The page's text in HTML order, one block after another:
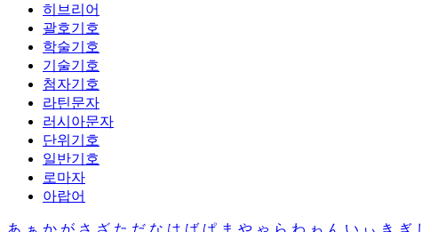
히브리어
괄호기호
학술기호
기술기호
첨자기호
라틴문자
러시아문자
단위기호
일반기호
로마자
아랍어